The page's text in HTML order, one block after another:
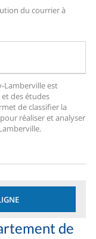
du courrier à
Lamberville est
des études
de classifier la
réaliser et analyser
de